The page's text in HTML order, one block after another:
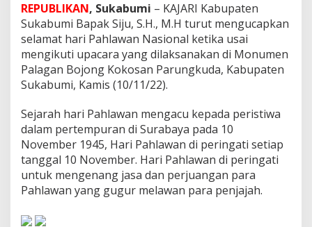
i
D
a
r
A
p
Y
a
n
g
T
e
l
REPUBLIKAN, Sukabumi – KAJARI Kabupaten
Sukabumi Bapak Siju, S.H., M.H turut mengucapkan
selamat hari Pahlawan Nasional ketika usai
mengikuti upacara yang dilaksanakan di Monumen
Palagan Bojong Kokosan Parungkuda, Kabupaten
Sukabumi, Kamis (10/11/22).
Sejarah hari Pahlawan mengacu kepada peristiwa
dalam pertempuran di Surabaya pada 10
November 1945, Hari Pahlawan di peringati setiap
tanggal 10 November. Hari Pahlawan di peringati
untuk mengenang jasa dan perjuangan para
Pahlawan yang gugur melawan para penjajah.